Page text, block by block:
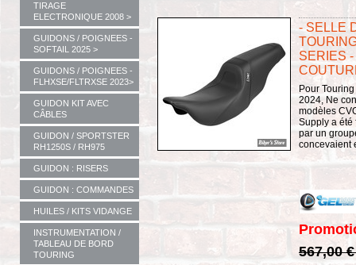
TIRAGE
ELECTRONIQUE 2008 >
GUIDONS / POIGNEES -
SOFTAIL 2025 >
GUIDONS / POIGNEES -
FLHXSE/FLTRXSE 2023>
GUIDON KIT AVEC
CÂBLES
GUIDON / SPORTSTER
RH1250S / RH975
GUIDON : RISERS
GUIDON : COMMANDES
HUILES / KITS VIDANGE
INSTRUMENTATION /
TABLEAU DE BORD
TOURING
- SELLE
SERIES
Pour
2024, Ne
modèles
Supply a été
par un
concevaient
567,00